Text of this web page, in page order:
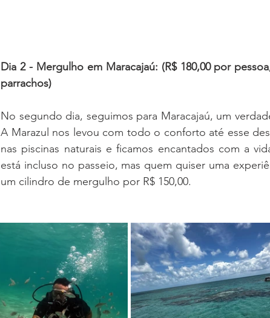
Dia 2 - Mergulho em Maracajaú: (R$ 180,00 por
parrachos)
No segundo dia, seguimos para Maracajaú, um
A Marazul nos levou com todo o conforto até esse
nas piscinas naturais e ficamos encantados com a
está incluso no passeio, mas quem quiser uma
um cilindro de mergulho por R$ 150,00.